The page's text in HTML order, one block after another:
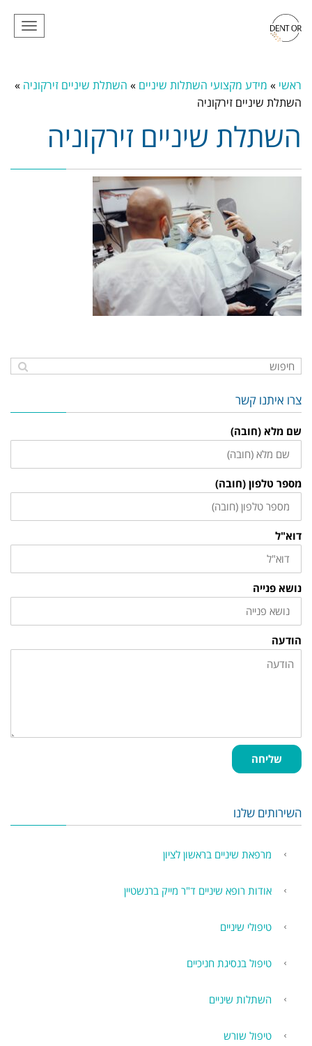
תפריט
ראשי » מידע מקצועי השתלות שיניים » השתלת שיניים זירקוניה »
השתלת שיניים זירקוניה
השתלת שיניים זירקוניה
צרו איתנו קשר
שם מלא (חובה)
מספר טלפון (חובה)
דוא"ל
נושא פנייה
הודעה
שליחה
השירותים שלנו
מרפאת שיניים בראשון לציון
אודות רופא שיניים ד"ר מייק ברנשטיין
טיפולי שיניים
טיפול בנסיגת חניכיים
השתלות שיניים
טיפול שורש